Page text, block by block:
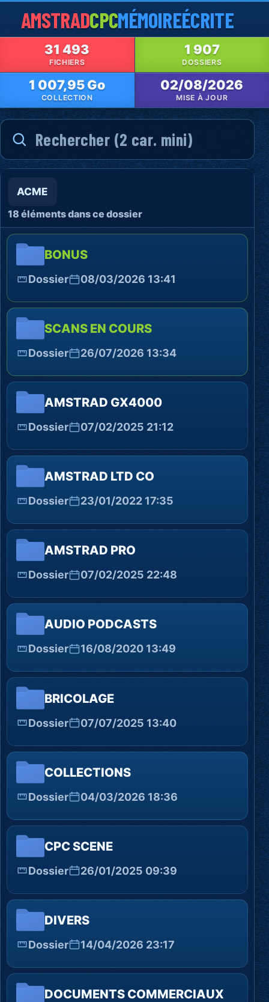
AMSTRADCPCMÉMOIREÉCRITE
31 493
FICHIERS
1 907
DOSSIERS
1 007,95 Go
COLLECTION
02/08/2026
MISE À JOUR
ACME
18 éléments dans ce dossier
BONUS
Dossier 08/03/2026 13:41
SCANS EN COURS
Dossier 26/07/2026 13:34
AMSTRAD GX4000
Dossier 07/02/2025 21:12
AMSTRAD LTD CO
Dossier 23/01/2022 17:35
AMSTRAD PRO
Dossier 07/02/2025 22:48
AUDIO PODCASTS
Dossier 16/08/2020 13:49
BRICOLAGE
Dossier 07/07/2025 13:40
COLLECTIONS
Dossier 04/03/2026 18:36
CPC SCENE
Dossier 26/01/2025 09:39
DIVERS
Dossier 14/04/2026 23:17
DOCUMENTS COMMERCIAUX